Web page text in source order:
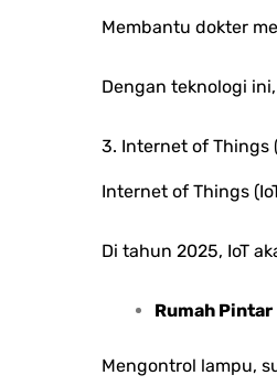
Membantu dokter
Dengan teknologi
3. Internet of Things
Internet of Things
Di tahun 2025, IoT
Rumah Pintar
Mengontrol lampu,